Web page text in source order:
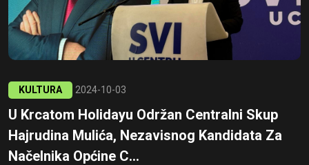
KULTURA 2024-10-03
U Krcatom Holidayu Održan Centralni Skup
Hajrudina Mulića, Nezavisnog Kandidata Za
Načelnika Općine C...